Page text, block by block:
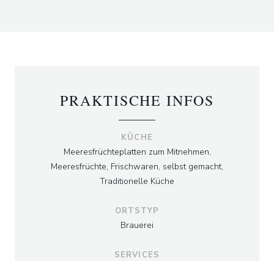
PRAKTISCHE INFOS
KÜCHE
Meeresfrüchteplatten zum Mitnehmen,
Meeresfrüchte, Frischwaren, selbst gemacht,
Traditionelle Küche
ORTSTYP
Brauerei
SERVICES